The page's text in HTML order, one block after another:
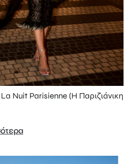
Nuit Parisienne (Η Παριζιάνικη